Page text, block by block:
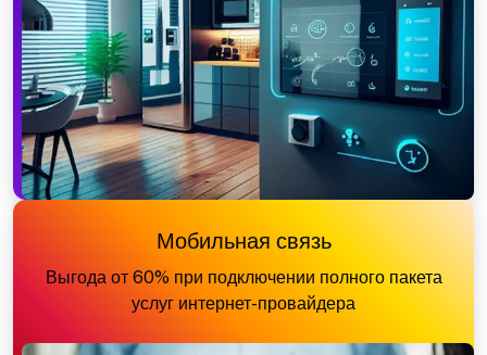
Мобильная связь
Выгода от 60% при подключении полного пакета
услуг интернет-провайдера